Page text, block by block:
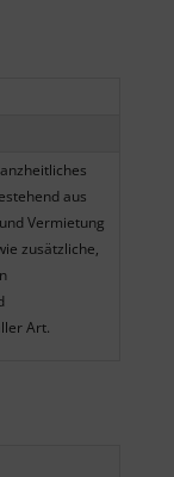
aus
Vermietung
zusätzliche,
Art.